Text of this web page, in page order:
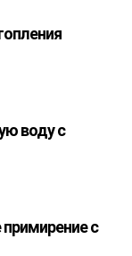
воду с
примирение с